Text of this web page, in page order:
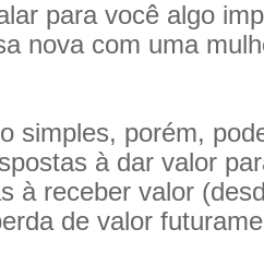
para você algo
nova com uma
simples, porém,
à dar valor
à receber valor
de valor